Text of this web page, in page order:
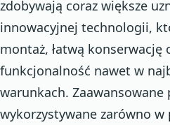
zdobywają coraz większe
innowacyjnej technologii,
montaż, łatwą konserwację
funkcjonalność nawet w
warunkach.
wykorzystywane zarówno